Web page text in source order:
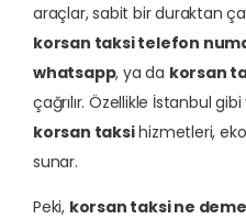
araçlar, sabit bir duraktan
korsan taksi telefon
whatsapp, ya da korsan
çağrılır. Özellikle İstanbul
korsan taksihizmetleri,
sunar.
Peki, korsan taksi ne